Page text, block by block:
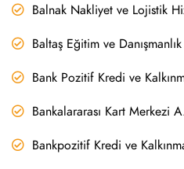
Balnak Nakliyet ve Lojistik
Baltaş Eğitim ve
Bank Pozitif Kredi ve
Bankalararası Kart Merkezi
Bankpozitif Kredi ve